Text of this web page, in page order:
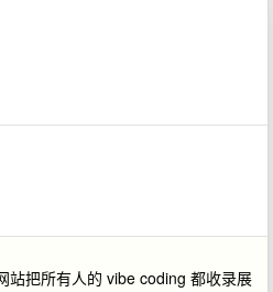
站把所有人的 vibe coding 都收录展